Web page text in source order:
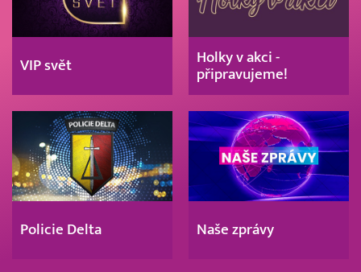
VIP svět
Holky v akci -
připravujeme!
Policie Delta Naše zprávy